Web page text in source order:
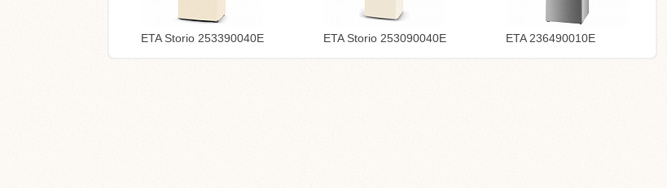
ETA Storio 253390040E ETA Storio 253090040E ETA 236490010E